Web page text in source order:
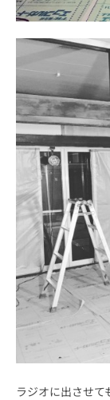
ラジオに出させて